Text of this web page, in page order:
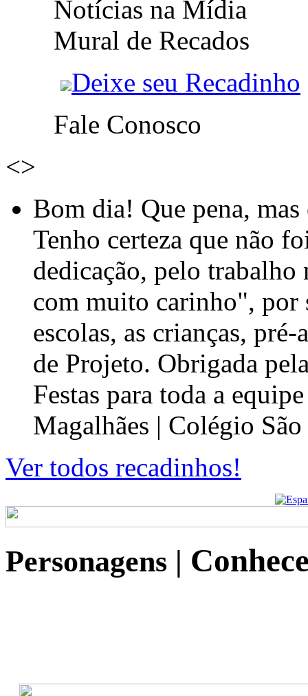
Notícias na Mídia
Mural de Recados
Deixe seu Recadinho
Fale Conosco
<>
Bom dia! Que pena,
Tenho certeza que não
dedicação, pelo
com muito carinho", por
escolas, as crianças, pré-
de Projeto. Obrigada
Festas para toda a
Magalhães | Colégio
Ver todos recadinhos!
Personagens |